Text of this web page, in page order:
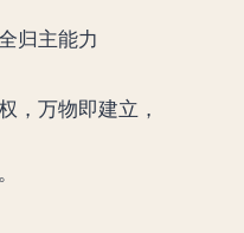
归主能力
，万物即建立，